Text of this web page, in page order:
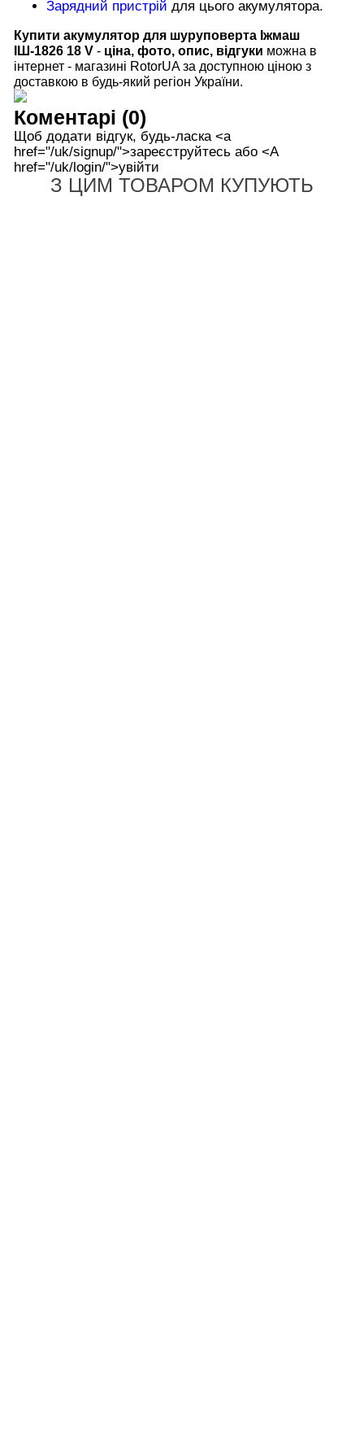
Зарядний пристрій для цього акумулятора.
Купити акумулятор для шуруповерта Іжмаш
ІШ-1826 18 V - ціна, фото, опис, відгуки можна в
інтернет - магазині RotorUA за доступною ціною з
доставкою в будь-який регіон України.
Коментарі (0)
Щоб додати відгук, будь-ласка <а
href="/uk/signup/">зареєструйтесь або <А
href="/uk/login/">увійти
З ЦИМ ТОВАРОМ КУПУЮТЬ